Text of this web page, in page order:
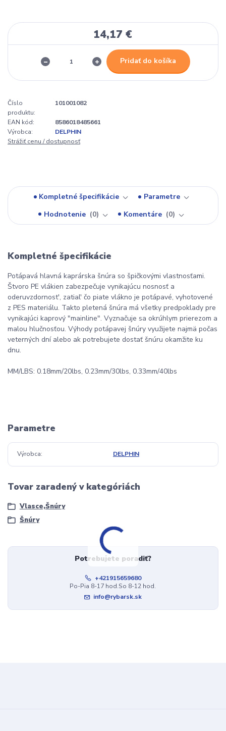
14,17 €
Pridať do košíka
Číslo
produktu:
101001082
EAN kód:
8586018485661
Výrobca:
DELPHIN
Strážiť cenu / dostupnosť
Kompletné špecifikácie
Parametre
Hodnotenie
0 Komentáre 0
Kompletné špecifikácie
Potápavá hlavná kaprárska šnúra so špičkovými vlastnosťami.
Štvoro PE vlákien zabezpečuje vynikajúcu nosnosť a
oderuvzdornost', zatial' čo piate vlákno je potápavé, vyhotovené
z PES materiálu. Takto pletená šnúra má všetky predpoklady pre
vynikajúci kaprový "mainline". Vyznačuje sa okrúhlym prierezom a
malou hlučnosťou. Výhody potápavej šnúry využijete najmä počas
veterných dní alebo ak potrebujete dostať šnúru okamžite ku
dnu.
MM/LBS: 0.18mm/20lbs, 0.23mm/30lbs, 0.33mm/40lbs
Parametre
Výrobca DELPHIN
Tovar zaradený v kategóriách
Vlasce,Šnúry
Šnúry
Potrebujete poradiť?
+421915659680
Po-Pia 8-17 hod.So 8-12 hod.
info@rybarsk.sk